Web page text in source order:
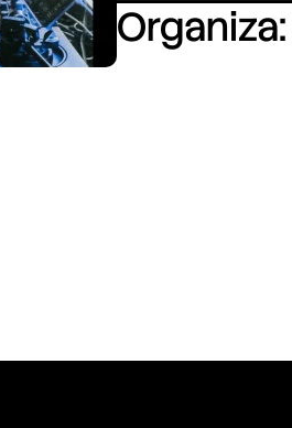
Organiza: